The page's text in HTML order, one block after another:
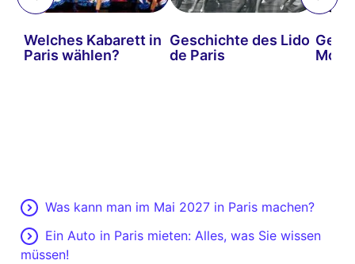
Welches Kabarett in
Paris wählen?
Geschichte des Lido
de Paris
Was kann man im Mai 2027 in Paris machen?
Ein Auto in Paris mieten: Alles, was Sie wissen
müssen!